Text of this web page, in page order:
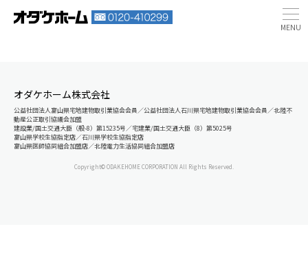
オダケホーム株式会社
公益社団法人富山県宅地建物取引業協会会員／公益社団法人石川県宅地建物取引業協会会員／北陸不
動産公正取引協議会加盟
建設業/国土交通大臣（般-8）第15235号／宅建業/国土交通大臣（8）第5025号
富山県学校生協指定店／石川県学校生協指定店
富山県医師協同組合加盟店／北陸電力生活協同組合加盟店
Copyright© ODAKEHOME CORPORATION All Rights Reserved.